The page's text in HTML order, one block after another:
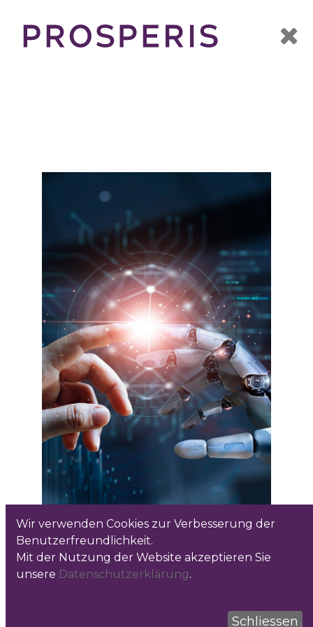
Wir verwenden Cookies zur Verbesserung der
Benutzerfreundlichkeit.
Mit der Nutzung der Website akzeptieren Sie
unsere Datenschutzerklärung.
Schliessen